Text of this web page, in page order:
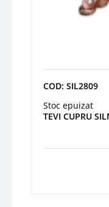
COD: SIL2809
Stoc epuizat
TEVI CUPRU